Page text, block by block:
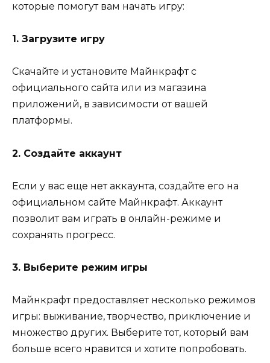
которые помогут вам начать игру:
1. Загрузите игру
Скачайте и установите Майнкрафт с
официального сайта или из магазина
приложений, в зависимости от вашей
платформы.
2. Создайте аккаунт
Если у вас еще нет аккаунта, создайте его на
официальном сайте Майнкрафт. Аккаунт
позволит вам играть в онлайн-режиме и
сохранять прогресс.
3. Выберите режим игры
Майнкрафт предоставляет несколько режимов
игры: выживание, творчество, приключение и
множество других. Выберите тот, который вам
больше всего нравится и хотите попробовать.